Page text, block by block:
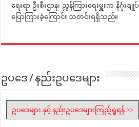
ရေးရာ ဦးစီးဌာန၊ ညွှန်ကြားရေးမှူးက နိဂုံး
ပြောကြားခဲ့ကြောင်း သတင်းရရှိသည်။
ဥပဒေ / နည်းဥပဒေများ
ဥပဒေများ နှင့် နည်းဥပဒေများကြည့်ရှုရန် >>